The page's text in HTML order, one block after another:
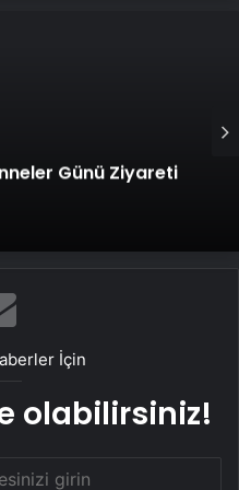
Şenliği
Kutlandı
İçin
olabilirsiniz!